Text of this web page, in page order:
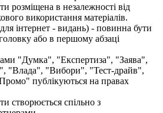
розміщена в незалежності від
використання матеріалів.
інтернет - видань) - повинна бути
або в першому абзаці
"Думка", "Експертиза", "Заява",
"Влада", "Вибори", "Тест-драйв",
публікуються на правах
створюється спільно з